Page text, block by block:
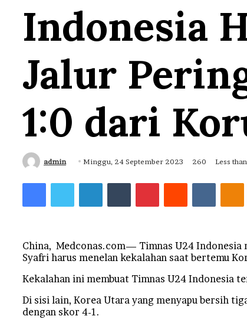
Indonesia
Jalur
1:0 dari
admin
SendMinggu, 24 September 2023 260 Less
FacebookTwitterLinkedInTumblrPinterestReddit
China, Medconas.com— Timnas U24 Indonesia
Syafri harus menelan kekalahan saat bertemu
Kekalahan ini membuat Timnas U24 Indonesia
Di sisi lain, Korea Utara yang menyapu bersih
dengan skor 4-1.